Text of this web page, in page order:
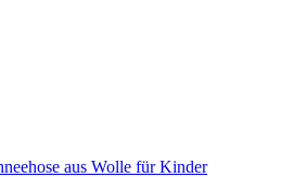
aus Wolle für Kinder